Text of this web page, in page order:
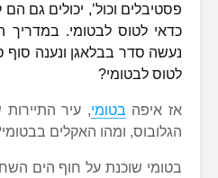
פסטיבלים וכול’, יכולים גם
כדאי לטוס לבטומי. במדריך
נעשה סדר בבלאגן ונענה
לטוס לבטומי?
אז איפה בטומי, עיר התיירות
הגלובוס, ומהו האקלים
בטומי שוכנת על חוף הים